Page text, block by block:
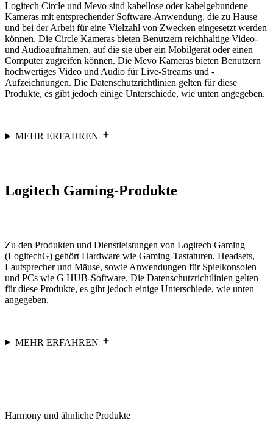
Logitech Circle und Mevo sind kabellose oder kabelgebundene
Kameras mit entsprechender Software-Anwendung, die zu Hause
und bei der Arbeit für eine Vielzahl von Zwecken eingesetzt werden
können. Die Circle Kameras bieten Benutzern reichhaltige Video-
und Audioaufnahmen, auf die sie über ein Mobilgerät oder einen
Computer zugreifen können. Die Mevo Kameras bieten Benutzern
hochwertiges Video und Audio für Live-Streams und -
Aufzeichnungen. Die Datenschutzrichtlinien gelten für diese
Produkte, es gibt jedoch einige Unterschiede, wie unten angegeben.
MEHR ERFAHREN
Logitech Gaming-Produkte
Zu den Produkten und Dienstleistungen von Logitech Gaming
(LogitechG) gehört Hardware wie Gaming-Tastaturen, Headsets,
Lautsprecher und Mäuse, sowie Anwendungen für Spielkonsolen
und PCs wie G HUB-Software. Die Datenschutzrichtlinien gelten
für diese Produkte, es gibt jedoch einige Unterschiede, wie unten
angegeben.
MEHR ERFAHREN
Harmony und ähnliche Produkte